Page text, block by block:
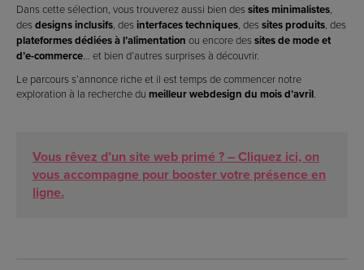
Dans cette sélection, vous trouverez aussi bien des sites minimalistes
des designs inclusifs , des interfaces techniques , des sites produits , des
plateformes dédiées à l’alimentation ou encore des sites de mode et
d’e-commerce … et bien d’autres surprises à découvrir.
Le parcours s’annonce riche et il est temps de commencer notre
exploration à la recherche du meilleur webdesign du mois d’avril
Vous rêvez d’un site web primé ? – Cliquez ici, on
vous accompagne pour booster votre présence en
ligne.